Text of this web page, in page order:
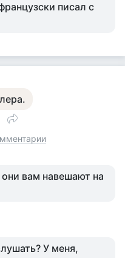
писал с
вам навешают на
У меня,